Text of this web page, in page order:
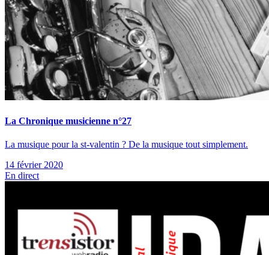
La Chronique musicienne n°27
La musique pour la st-valentin ? De la musique tout simplement.
14 février 2020
En direct